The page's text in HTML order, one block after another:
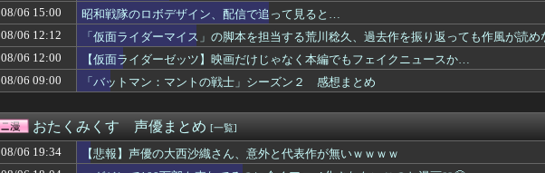
【悲報】彼岸島さん「復讐のために鬼倒します、敵の親玉がバカです」←こいつが鬼滅...
※スーパー歌舞伎『逆襲のシャア』にありがちなこと
【こち亀】両津「おじいちゃんにこち亀初版本読ませてもらってねー。内容は全く変わ...
最
【ミリマス】6年後のアイドル達はどんな感じになってるんだろう
【仮面ライダーゼッツ】映画だけじゃなく本編でもフェイクニュースか…
ヒ
なぜDLCは昔ほど「最初から入れとけ」と言われなくなったのか
あ
【動画】かもしれない運転、限界突破ｗｗｗ
【名探偵プリキュア】はなまる孤独…
プ
【刃牙らへん】69話ネタバレ考察 勇ちゃん回ばっかで描くネタ完全に尽きてそうｗ...
08/06 15:00
昭和戦隊のロボデザイン、配信で追って見ると…
08/06 12:12
「仮面ライダーマイス」の脚本を担当する荒川稔久、過去作を振り返っても作風が読め
08/06 12:00
【仮面ライダーゼッツ】映画だけじゃなく本編でもフェイクニュースか…
08/06 09:00
「バットマン：マントの戦士」シーズン２ 感想まとめ
おたくみくす 声優まとめ [一覧]
08/06 19:34
【悲報】声優の大西沙織さん、意外と代表作が無いｗｗｗｗ